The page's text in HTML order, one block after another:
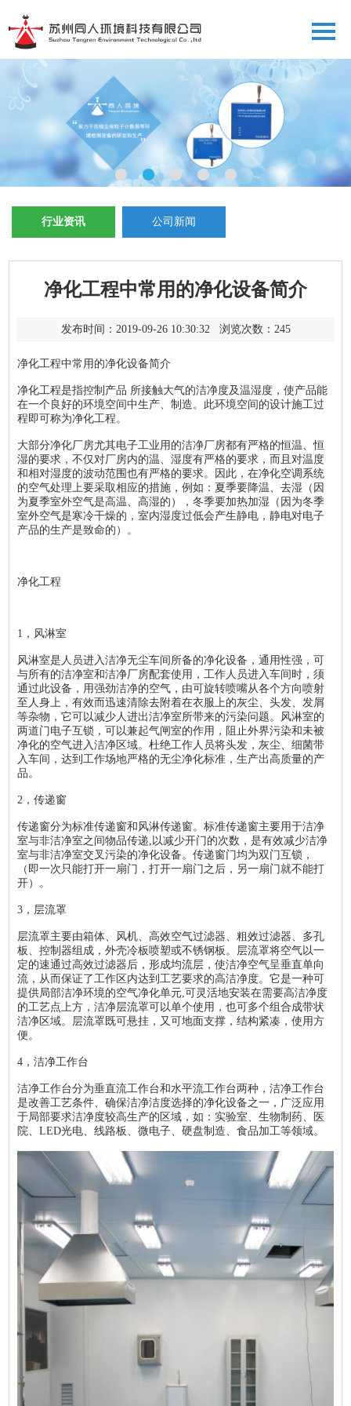
行业资讯 公司新闻
净化工程中常用的净化设备简介
发布时间：2019-09-26 10:30:32 浏览次数： 245
净化工程中常用的净化设备简介
净化工程是指控制产品 所接触大气的洁净度及温湿度，使产品能
在一个良好的环境空间中生产、制造。此环境空间的设计施工过
程即可称为净化工程。
大部分净化厂房尤其电子工业用的洁净厂房都有严格的恒温、恒
湿的要求，不仅对厂房内的温、湿度有严格的要求，而且对温度
和相对湿度的波动范围也有严格的要求。因此，在净化空调系统
的空气处理上要采取相应的措施，例如：夏季要降温、去湿（因
为夏季室外空气是高温、高湿的），冬季要加热加湿（因为冬季
室外空气是寒冷干燥的，室内湿度过低会产生静电，静电对电子
产品的生产是致命的）。
净化工程
1，风淋室
风淋室是人员进入洁净无尘车间所备的净化设备，通用性强，可
与所有的洁净室和洁净厂房配套使用，工作人员进入车间时，须
通过此设备，用强劲洁净的空气，由可旋转喷嘴从各个方向喷射
至人身上，有效而迅速清除去附着在衣服上的灰尘、头发、发屑
等杂物，它可以减少人进出洁净室所带来的污染问题。风淋室的
两道门电子互锁，可以兼起气闸室的作用，阻止外界污染和未被
净化的空气进入洁净区域。杜绝工作人员将头发，灰尘、细菌带
入车间，达到工作场地严格的无尘净化标准，生产出高质量的产
品。
2，传递窗
传递窗分为标准传递窗和风淋传递窗。标准传递窗主要用于洁净
室与非洁净室之间物品传递,以减少开门的次数，是有效减少洁净
室与非洁净室交叉污染的净化设备。传递窗门均为双门互锁，
（即一次只能打开一扇门，打开一扇门之后，另一扇门就不能打
开）。
3，层流罩
层流罩主要由箱体、风机、高效空气过滤器、粗效过滤器、多孔
板、控制器组成，外壳冷板喷塑或不锈钢板。层流罩将空气以一
定的速通过高效过滤器后，形成均流层，使洁净空气呈垂直单向
流，从而保证了工作区内达到工艺要求的高洁净度。它是一种可
提供局部洁净环境的空气净化单元,可灵活地安装在需要高洁净度
的工艺点上方，洁净层流罩可以单个使用，也可多个组合成带状
洁净区域。层流罩既可悬挂，又可地面支撑，结构紧凑，使用方
便。
4，洁净工作台
洁净工作台分为垂直流工作台和水平流工作台两种，洁净工作台
是改善工艺条件、确保洁净洁度选择的净化设备之一，广泛应用
于局部要求洁净度较高生产的区域，如：实验室、生物制药、医
院、LED光电、线路板、微电子、硬盘制造、食品加工等领域。